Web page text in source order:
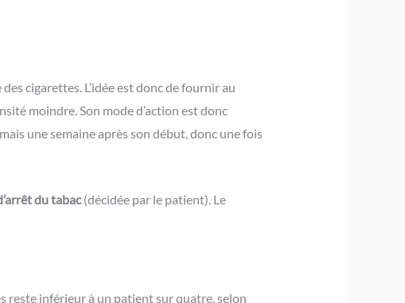
cigarettes. L’idée est donc de fournir au
moindre. Son mode d’action est donc
une semaine après son début, donc une fois
du tabac(décidée par le patient). Le
reste inférieur à un patient sur quatre, selon